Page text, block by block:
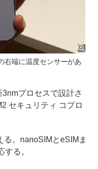
右端に温度センサーがあ
プロセスで設計さ
セキュリティ コプロ
。nanoSIMとeSIMま
る。